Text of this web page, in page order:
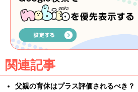
関連記事
父親の育休はプラス評価されるべき